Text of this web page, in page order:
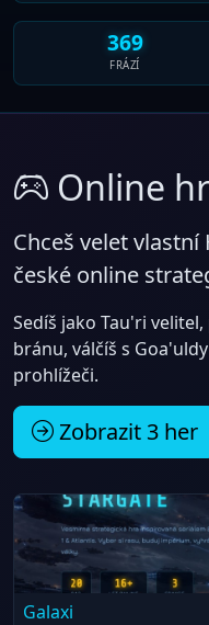
369
FRÁZÍ
Online
Chceš velet vlastní
české online
Sedíš jako Tau'ri
bránu, válčíš s
prohlížeči.
Zobrazit 3 her
Galaxi